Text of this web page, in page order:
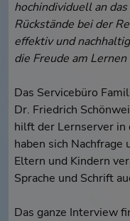
hochindividuell an
Rückstände bei der
effektiv und
die Freude am
Das Servicebüro
Dr. Friedrich
hilft der Lernserver in
haben sich
Eltern und Kindern
Sprache und Schrift
Das ganze Interview